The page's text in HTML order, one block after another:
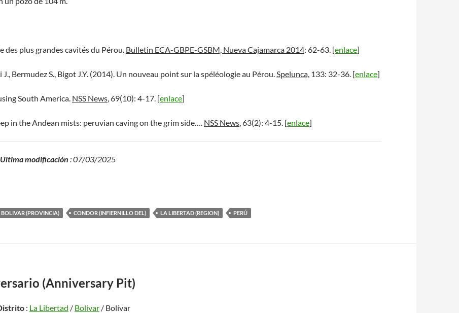
des plus grandes cavités du Pérou. Bulletin ECA-GBPE-GSBM, Nueva Cajamarca 2014: 62-63. [enlace]
Bermudez S., Bigot J.Y. (2014). Un nouveau point sur la spéléologie au Pérou.Spelunca, 133: 32-36. [enlace]
South America. NSS News, 69(10): 4-17. [enlace]
in the Andean mists: peruvian caving on the grim side…. NSS News, 63(2): 4-15. [enlace]
Ultima modificación : 07/03/2025
BOLIVAR (PROVINCIA) CONDOR (INFIERNILLO DEL) LA LIBERTAD (REGION) PERÚ
(Anniversary Pit)
: La Libertad / Bolívar / Bolívar